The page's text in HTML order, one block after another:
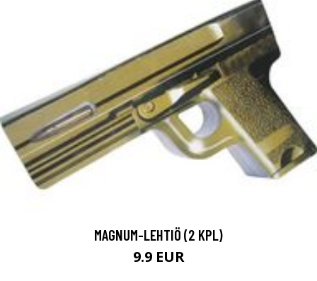
MAGNUM-LEHTIÖ (2 KPL)
9.9 EUR